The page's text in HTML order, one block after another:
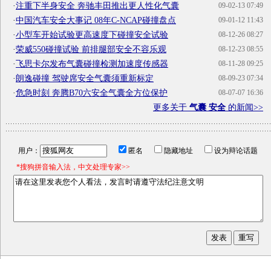
09-02-13 07:49
·注重下半身安全 奔驰丰田推出更人性化气囊
09-01-12 11:43
·中国汽车安全大事记 08年C-NCAP碰撞盘点
08-12-26 08:27
·小型车开始试验更高速度下碰撞安全试验
08-12-23 08:55
·荣威550碰撞试验 前排腿部安全不容乐观
08-11-28 09:25
·飞思卡尔发布气囊碰撞检测加速度传感器
08-09-23 07:34
·朗逸碰撞 驾驶席安全气囊须重新标定
08-07-07 16:36
·危急时刻 奔腾B70六安全气囊全方位保护
更多关于 气囊 安全 的新闻>>
用户： 匿名 隐藏地址
设为辩论话题
*搜狗拼音输入法，中文处理专家>>